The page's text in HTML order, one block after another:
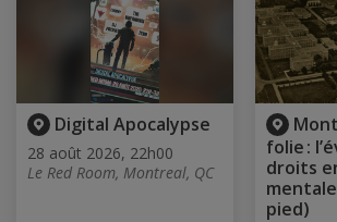
Digital Apocalypse
28 août 2026, 22h00
Le Red Room, Montreal, QC
folie :
droits
pied)